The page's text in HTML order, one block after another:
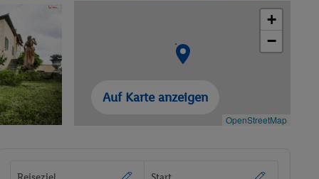
+
−
OpenStreetMap
Auf Karte anzeigen